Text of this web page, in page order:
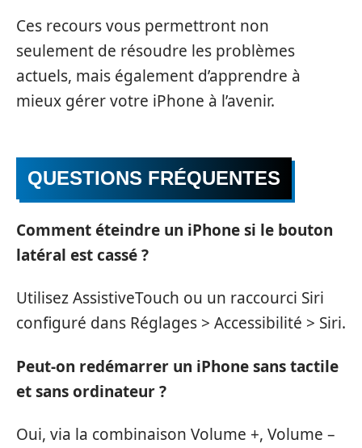
Ces recours vous permettront non
seulement de résoudre les problèmes
actuels, mais également d’apprendre à
mieux gérer votre iPhone à l’avenir.
QUESTIONS FRÉQUENTES
Comment éteindre un iPhone si le bouton
latéral est cassé ?
Utilisez AssistiveTouch ou un raccourci Siri
configuré dans Réglages > Accessibilité > Siri.
Peut-on redémarrer un iPhone sans tactile
et sans ordinateur ?
Oui, via la combinaison Volume +, Volume –